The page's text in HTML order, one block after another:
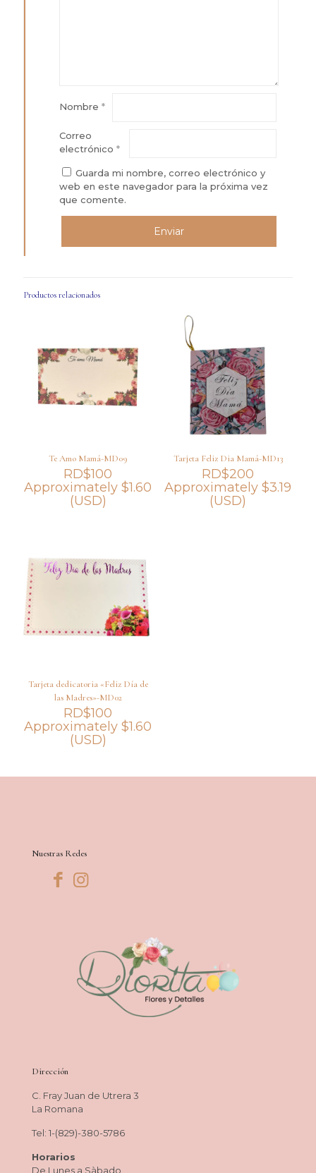
Nombre *
Correo
electrónico *
Guarda mi nombre, correo electrónico y
web en este navegador para la próxima vez
que comente.
Productos relacionados
Te Amo Mamá-MD09
RD$100
Approximately$1.60
(USD)
Tarjeta Feliz Dia Mamá-MD13
RD$200
Approximately$3.19
(USD)
Tarjeta dedicatoria «Feliz Día de
las Madres»-MD02
RD$100
Approximately$1.60
(USD)
Nuestras Redes
Dirección
C. Fray Juan de Utrera 3
La Romana
Tel: 1-(829)-380-5786
Horarios
De Lunes a Sàbado